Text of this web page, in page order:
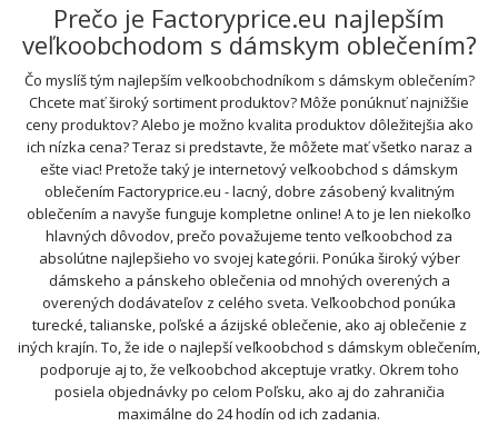
Prečo je Factoryprice.eu najlepším
veľkoobchodom s dámskym oblečením?
Čo myslíš tým najlepším veľkoobchodníkom s dámskym oblečením?
Chcete mať široký sortiment produktov? Môže ponúknuť najnižšie
ceny produktov? Alebo je možno kvalita produktov dôležitejšia ako
ich nízka cena? Teraz si predstavte, že môžete mať všetko naraz a
ešte viac! Pretože taký je internetový veľkoobchod s dámskym
oblečením Factoryprice.eu - lacný, dobre zásobený kvalitným
oblečením a navyše funguje kompletne online! A to je len niekoľko
hlavných dôvodov, prečo považujeme tento veľkoobchod za
absolútne najlepšieho vo svojej kategórii. Ponúka široký výber
dámskeho a pánskeho oblečenia od mnohých overených a
overených dodávateľov z celého sveta. Veľkoobchod ponúka
turecké, talianske, poľské a ázijské oblečenie, ako aj oblečenie z
iných krajín. To, že ide o najlepší veľkoobchod s dámskym oblečením,
podporuje aj to, že veľkoobchod akceptuje vratky. Okrem toho
posiela objednávky po celom Poľsku, ako aj do zahraničia
maximálne do 24 hodín od ich zadania.